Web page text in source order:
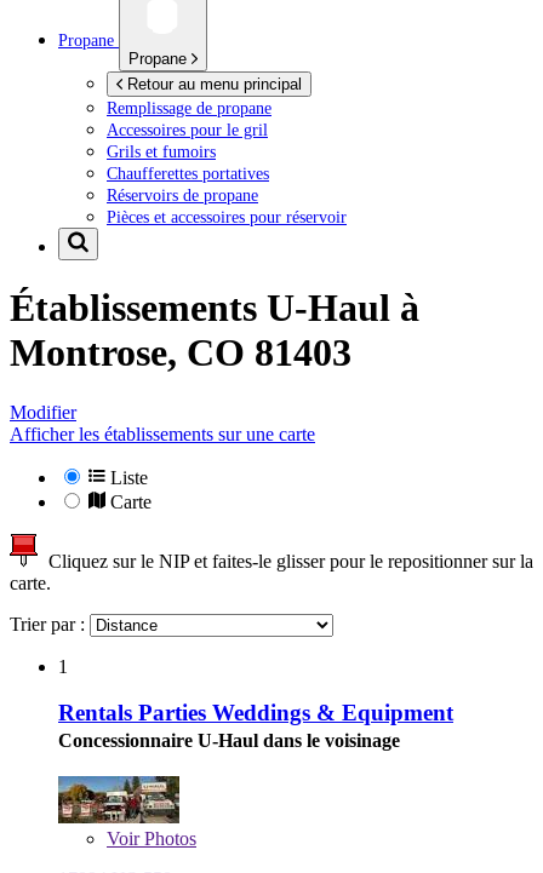
Propane
Propane
Retour au menu principal
Remplissage de propane
Accessoires pour le gril
Grils et fumoirs
Chaufferettes portatives
Réservoirs de propane
Pièces et accessoires pour réservoir
Établissements U-Haul à
Montrose, CO 81403
Modifier
Afficher les établissements sur une carte
Liste
Carte
Cliquez sur le NIP et faites-le glisser pour le repositionner sur la
carte.
Trier par :
1
Rentals Parties Weddings & Equipment
Concessionnaire U-Haul dans le voisinage
VoirPhotos